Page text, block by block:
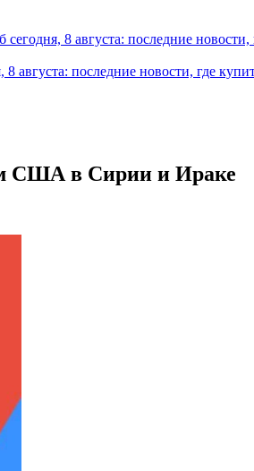
8 августа: последние
августа: последние новости, где
США в Сирии и Ираке